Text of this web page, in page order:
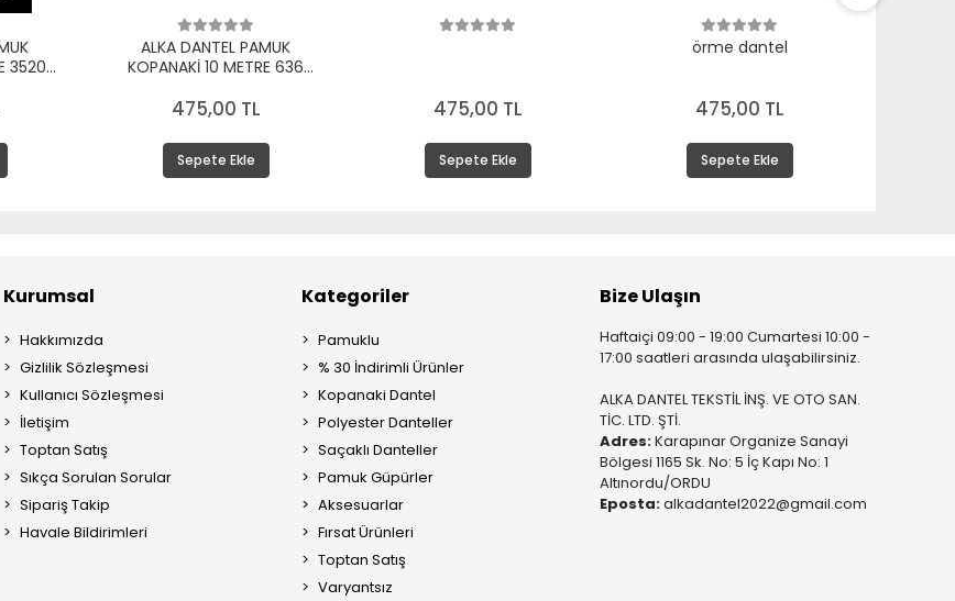
3520
ALKA DANTEL PAMUK
KOPANAKİ 10 METRE 636
475,00 TL
Sepete Ekle
475,00 TL
Sepete Ekle
örme dantel
475,00 TL
Sepete Ekle
Kurumsal
Hakkımızda
Gizlilik Sözleşmesi
Kullanıcı Sözleşmesi
İletişim
Toptan Satış
Sıkça Sorulan Sorular
Sipariş Takip
Havale Bildirimleri
Kategoriler
Pamuklu
% 30 İndirimli Ürünler
Kopanaki Dantel
Polyester Danteller
Saçaklı Danteller
Pamuk Güpürler
Aksesuarlar
Fırsat Ürünleri
Toptan Satış
Varyantsız
Bize Ulaşın
Haftaiçi 09:00 - 19:00 Cumartesi 10:00 -
17:00 saatleri arasında ulaşabilirsiniz.
ALKA DANTEL TEKSTİL İNŞ. VE OTO SAN.
TİC. LTD. ŞTİ.
Adres:Karapınar Organize Sanayi
Bölgesi 1165 Sk. No: 5 İç Kapı No: 1
Altınordu/ORDU
Eposta:alkadantel2022@gmail.com